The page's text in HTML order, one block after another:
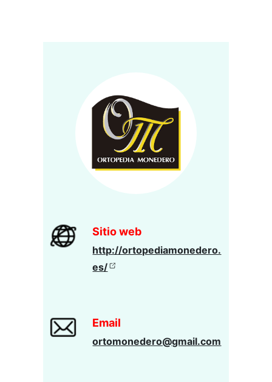
Sitio web
http://ortopediamonedero.
es/
Email
ortomonedero@gmail.com